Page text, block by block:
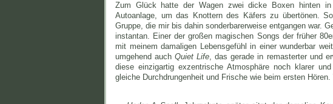
Zum Glück hatte der Wagen zwei dicke Boxen hinten
Autoanlage, um das Knottern des Käfers zu übertönen.
Gruppe, die mir bis dahin sonderbarerweise entgangen war.
instantan. Einer der großen magischen Songs der früher
mit meinem damaligen Lebensgefühl in einer wunderbar
umgehend auchQuiet Life, das gerade in remasterter und
diese einzigartig exzentrische Atmosphäre noch klarer
gleiche Durchdrungenheit und Frische wie beim ersten